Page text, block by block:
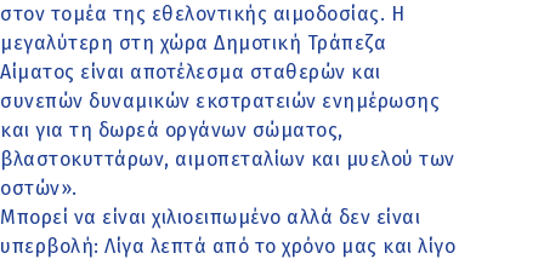
στον τομέα της εθελοντικής αιμοδοσίας. Η
μεγαλύτερη στη χώρα Δημοτική Τράπεζα
Αίματος είναι αποτέλεσμα σταθερών και
συνεπών δυναμικών εκστρατειών ενημέρωσης
και για τη δωρεά οργάνων σώματος,
βλαστοκυττάρων, αιμοπεταλίων και μυελού των
οστών».
Μπορεί να είναι χιλιοειπωμένο αλλά δεν είναι
υπερβολή: Λίγα λεπτά από το χρόνο μας και λίγο